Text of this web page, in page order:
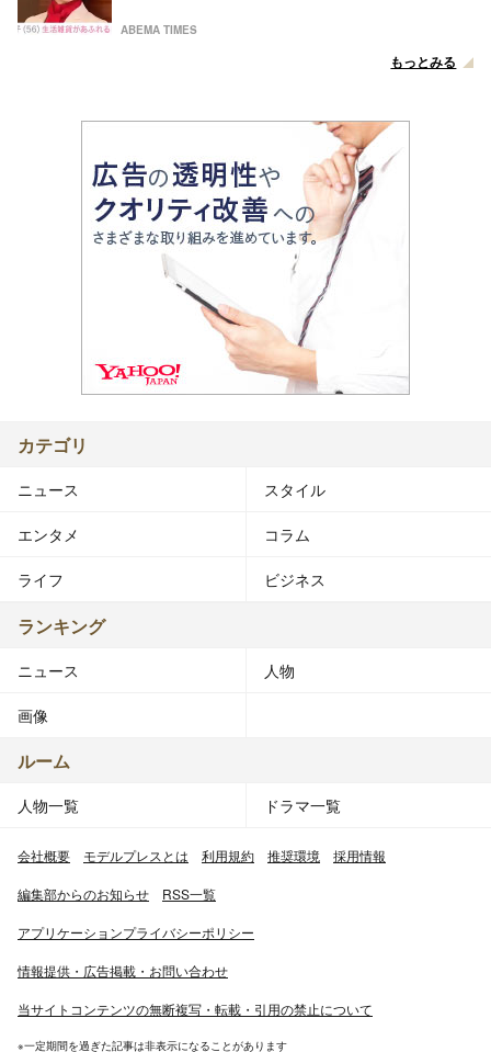
ABEMA TIMES
もっとみる
カテゴリ
ニュース スタイル
エンタメ コラム
ライフ ビジネス
ランキング
ニュース 人物
画像
ルーム
人物一覧 ドラマ一覧
会社概要 モデルプレスとは 利用規約 推奨環境 採用情報
編集部からのお知らせ RSS一覧
アプリケーションプライバシーポリシー
情報提供・広告掲載・お問い合わせ
当サイトコンテンツの無断複写・転載・引用の禁止について
※一定期間を過ぎた記事は非表示になることがあります